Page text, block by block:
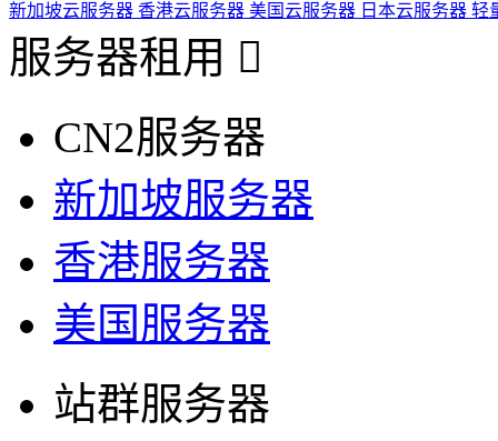
新加坡云服务器 香港云服务器 美国云服务器 日本云服务器 轻
服务器租用
CN2服务器
新加坡服务器
香港服务器
美国服务器
站群服务器